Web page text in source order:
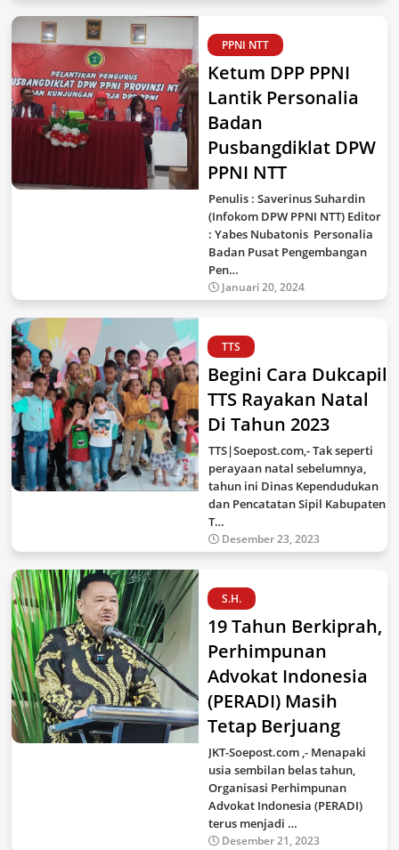
PPNI NTT
Ketum DPP PPNI
Lantik Personalia
Badan
Pusbangdiklat DPW
PPNI NTT
Penulis : Saverinus Suhardin
(Infokom DPW PPNI NTT) Editor
: Yabes Nubatonis Personalia
Badan Pusat Pengembangan
Pen…
Januari 20, 2024
TTS
Begini Cara Dukcapil
TTS Rayakan Natal
Di Tahun 2023
TTS|Soepost.com,- Tak seperti
perayaan natal sebelumnya,
tahun ini Dinas Kependudukan
dan Pencatatan Sipil Kabupaten
T…
Desember 23, 2023
S.H.
19 Tahun Berkiprah,
Perhimpunan
Advokat Indonesia
(PERADI) Masih
Tetap Berjuang
JKT-Soepost.com ,- Menapaki
usia sembilan belas tahun,
Organisasi Perhimpunan
Advokat Indonesia (PERADI)
terus menjadi …
Desember 21, 2023